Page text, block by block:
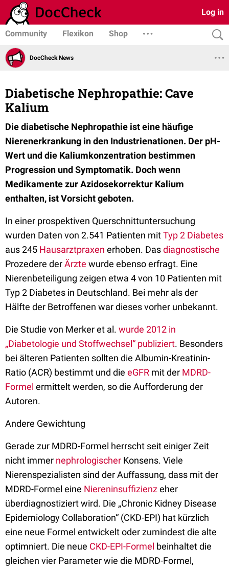
Log in
Community Flexikon Shop
DocCheck News
Diabetische Nephropathie: Cave
Kalium
Die diabetische Nephropathie ist eine häufige
Nierenerkrankung in den Industrienationen. Der pH-
Wert und die Kaliumkonzentration bestimmen
Progression und Symptomatik. Doch wenn
Medikamente zur Azidosekorrektur Kalium
enthalten, ist Vorsicht geboten.
In einer prospektiven Querschnittuntersuchung
wurden Daten von 2.541 Patienten mitTyp 2 Diabetes
aus 245 Hausarztpraxen erhoben. Dasdiagnostische
Prozedere derÄrzte wurde ebenso erfragt. Eine
Nierenbeteiligung zeigen etwa 4 von 10 Patienten mit
Typ 2 Diabetes in Deutschland. Bei mehr als der
Hälfte der Betroffenen war dieses vorher unbekannt.
Die Studie von Merker et al. wurde 2012 in
„Diabetologie und Stoffwechsel“ publiziert. Besonders
bei älteren Patienten sollten die Albumin-Kreatinin-
Ratio (ACR) bestimmt und die eGFR mit der MDRD-
Formel ermittelt werden, so die Aufforderung der
Autoren.
Andere Gewichtung
Gerade zur MDRD-Formel herrscht seit einiger Zeit
nicht immer nephrologischer Konsens. Viele
Nierenspezialisten sind der Auffassung, dass mit der
MDRD-Formel eine Niereninsuffizienzeher
überdiagnostiziert wird. Die „Chronic Kidney Disease
Epidemiology Collaboration“ (CKD-EPI) hat kürzlich
eine neue Formel entwickelt oder zumindest die alte
optimniert. Die neue CKD-EPI-Formel beinhaltet die
gleichen vier Parameter wie die MDRD-Formel,